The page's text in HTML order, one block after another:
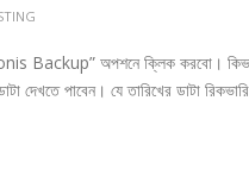
Backup” অপশনে ক্লিক করবো।
দেখতে পাবেন। যে তারিখের ডাটা